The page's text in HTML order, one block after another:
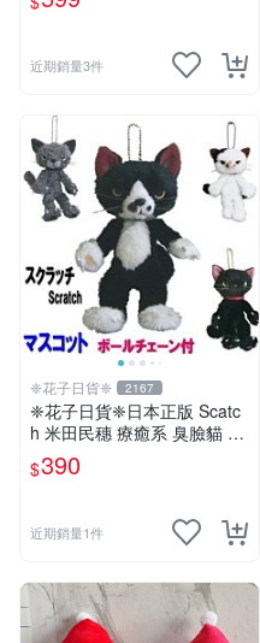
近期銷量3件
❈花子日貨❈ 2167
❈花子日貨❈日本正版 Scatc
h 米田民穗 療癒系 臭臉貓 抓
抓貓 玩偶吊飾 生日禮物 交換
禮物
$390
近期銷量1件